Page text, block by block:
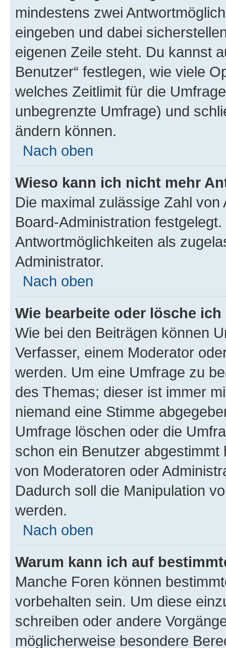
mindestens zwei
eingeben und dabei
eigenen Zeile steht. Du kannst
Benutzer“ festlegen, wie viele
welches Zeitlimit für die
unbegrenzte Umfrage) und
ändern können.
Nach oben
Wieso kann ich nicht mehr
Die maximal zulässige Zahl
Board-Administration
Antwortmöglichkeiten als
Administrator.
Nach oben
Wie bearbeite oder lösche
Wie bei den Beiträgen können
Verfasser, einem Moderator
werden. Um eine Umfrage zu
des Themas; dieser ist immer
niemand eine Stimme
Umfrage löschen oder die
schon ein Benutzer
von Moderatoren oder
Dadurch soll die Manipulation
werden.
Nach oben
Warum kann ich auf
Manche Foren können
vorbehalten sein. Um diese
schreiben oder andere
möglicherweise besondere